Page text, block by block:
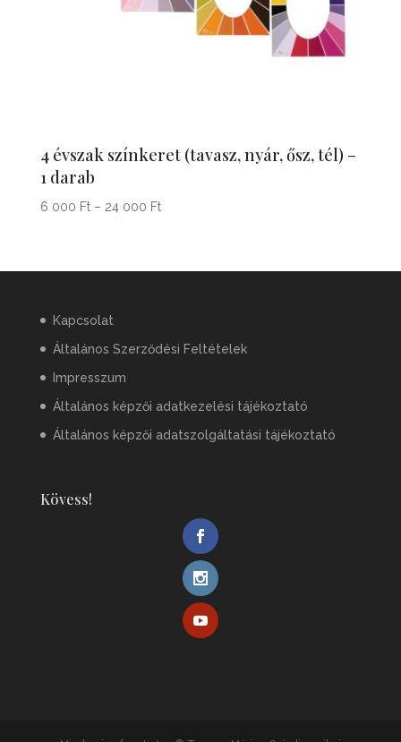
4 évszak színkeret (tavasz, nyár, ősz, tél) –
1 darab
6 000 Ft – 24 000 FtÁrtartomány:
-
Kapcsolat
Általános Szerződési Feltételek
Impresszum
Általános képzői adatkezelési tájékoztató
Általános képzői adatszolgáltatási tájékoztató
Kövess!